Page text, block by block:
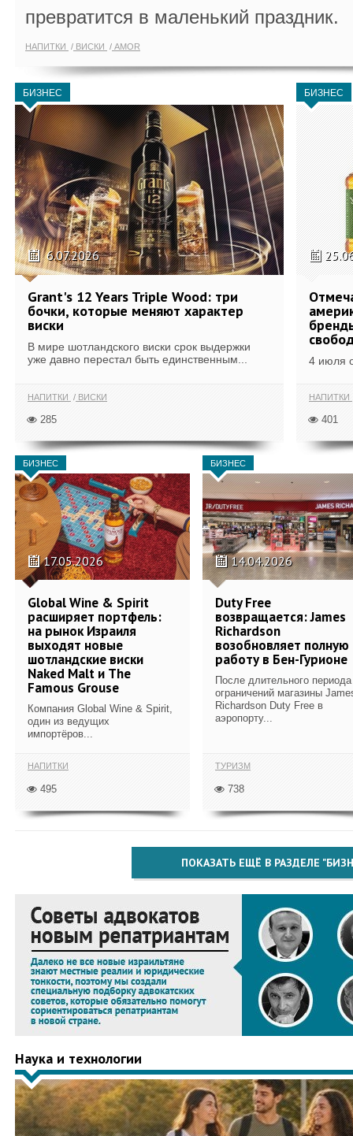
превратится в маленький праздник.
НАПИТКИ ВИСКИ AMOR
БИЗНЕС
6.07.2026
Grant's 12 Years Triple Wood: три
бочки, которые меняют характер
виски
В мире шотландского виски срок выдержки
уже давно перестал быть единственным...
НАПИТКИ ВИСКИ
285
БИЗНЕС
4 июля
НАПИТКИ
401
БИЗНЕС
17.05.2026
Global Wine & Spirit
расширяет портфель:
на рынок Израиля
выходят новые
шотландские виски
Naked Malt и The
Famous Grouse
Компания Global Wine & Spirit,
один из ведущих
импортёров...
НАПИТКИ
495
БИЗНЕС
14.04.2026
Duty Free
возвращается: James
Richardson
возобновляет полную
работу в Бен-Гурионе
После длительного периода
ограничений магазины
Richardson Duty Free в
аэропорту...
ТУРИЗМ
738
ПОКАЗАТЬ ЕЩЁ В РАЗДЕЛЕ
Наука и технологии